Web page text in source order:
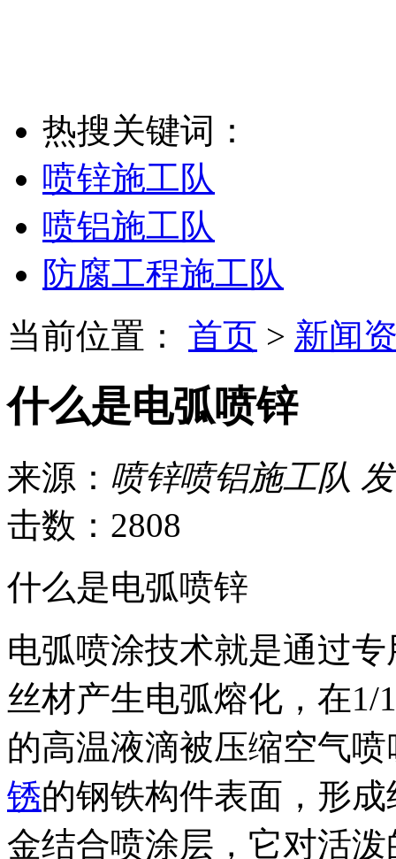
热搜关键词：
喷锌施工队
喷铝施工队
防腐工程施工队
当前位置： 首页 > 新闻
什么是电弧喷锌
来源： 喷锌喷铝施工队
击数：2808
什么是电弧喷锌
电弧喷涂技术就是通过
丝材产生电弧熔化，在
的高温液滴被压缩空气
锈的钢铁构件表面，形
金结合喷涂层，它对活